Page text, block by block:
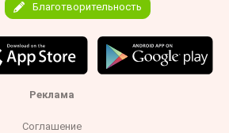
Благотворительность
Реклама
Соглашение